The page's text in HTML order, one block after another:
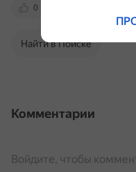
0
Найти в Поиске
Комментарии
Войдите, чтобы